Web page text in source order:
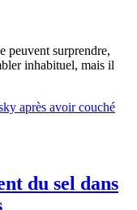
peuvent surprendre,
inhabituel, mais il
après avoir couché
du sel dans